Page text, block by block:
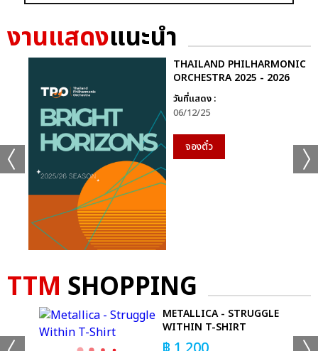
งานแสดงแนะนำ
THAILAND PHILHARMONIC
ORCHESTRA 2025 - 2026
วันที่แสดง :
06/12/25
จองตั๋ว
TTM SHOPPING
METALLICA - STRUGGLE
WITHIN T-SHIRT